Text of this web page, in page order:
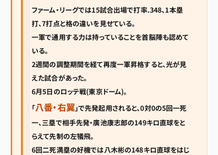
ファーム・リーグでは15試合出場で打率.348、1本塁
打、7打点と格の違いを見せている。
一軍で通用する力は持っていることを首脳陣も認めて
いる。
2週間の調整期間を経て再度一軍昇格すると、光が見
えた試合があった。
6月5日のロッテ戦(東京ドーム)。
「八番・右翼」で先発起用されると、0対0の5回一死
一、三塁で相手先発・廣池康志郎の149キロ直球をと
らえて先制の左犠飛。
6回二死満塁の好機では八木彬の148キロ直球をはじ